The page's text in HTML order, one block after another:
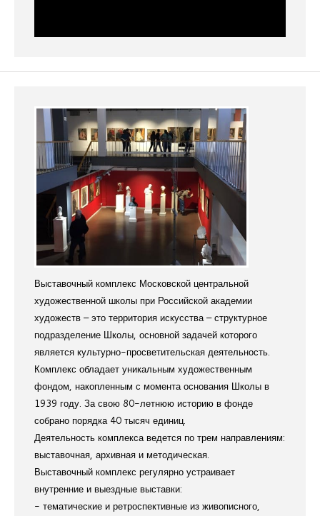
Выставочный комплекс Московской центральной
художественной школы при Российской академии
художеств – это территория искусства – структурное
подразделение Школы, основной задачей которого
является культурно-просветительская деятельность.
Комплекс обладает уникальным художественным
фондом, накопленным с момента основания Школы в
1939 году. За свою 80-летнюю историю в фонде
собрано порядка 40 тысяч единиц.
Деятельность комплекса ведется по трем направлениям:
выставочная, архивная и методическая.
Выставочный комплекс регулярно устраивает
внутренние и выездные выставки:
- тематические и ретроспективные из живописного,